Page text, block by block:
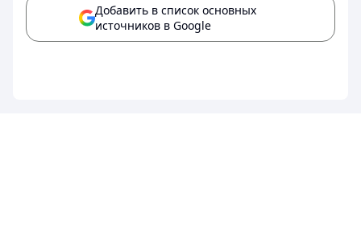
Добавить в список основных
источников в Google